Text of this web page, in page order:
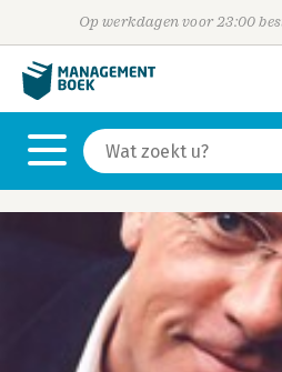
Op werkdagen voor 23:00